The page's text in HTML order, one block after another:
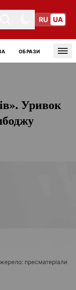
Toggle themeToggle theme
RU UA
ОБРАЗИ
Уривок
пресматеріали